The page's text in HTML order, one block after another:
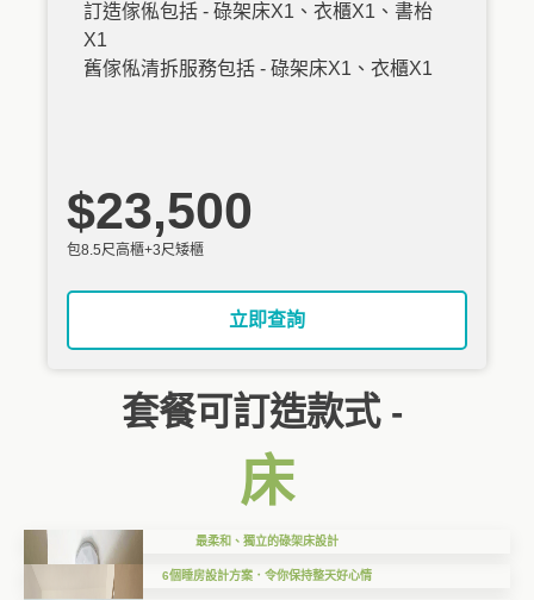
訂造傢俬包括 - 碌架床X1、衣櫃X1、書枱
X1
舊傢俬清拆服務包括 - 碌架床X1、衣櫃X1
$23,500
包8.5尺高櫃+3尺矮櫃
立即查詢
套餐可訂造款式 -
床
最柔和、獨立的碌架床設計
6個睡房設計方案．令你保持整天好心情